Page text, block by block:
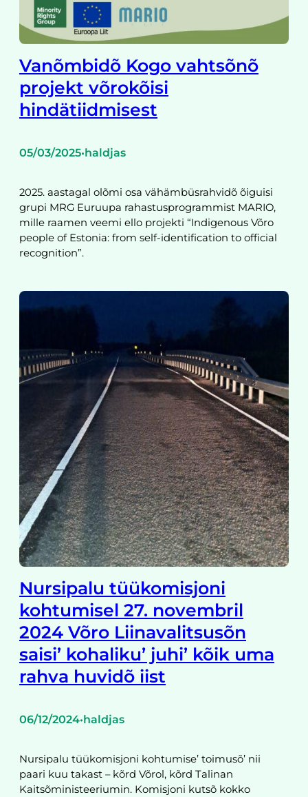
Vanõmbidõ Kogo vahtsõnõ
projekt võrokõisi
hindätiidmisest
05/03/2025•haldjas
2025. aastagal olõmi osa vähämbüsrahvidõ õiguisi
grupi MRG Euruupa rahastusprogrammist MARIO,
mille raamen veemi ello projekti “Indigenous Võro
people of Estonia: from self-identification to official
recognition”.
Nursipalu tüükomisjoni
kohtumisel 27. novembril
2024 Võro Liinavalitsusõn
saisi’ kohaliku’ juhi’ kõik uma
rahva huvidõ iist
06/12/2024•haldjas
Nursipalu tüükomisjoni kohtumise’ toimusõ’ nii
paari kuu takast – kõrd Võrol, kõrd Talinan
Kaitsõministeeriumin. Komisjoni kutsõ kokko